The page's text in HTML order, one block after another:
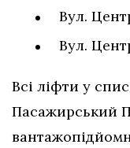
Вул.
Вул.
Всі ліфти у
Пасажирський